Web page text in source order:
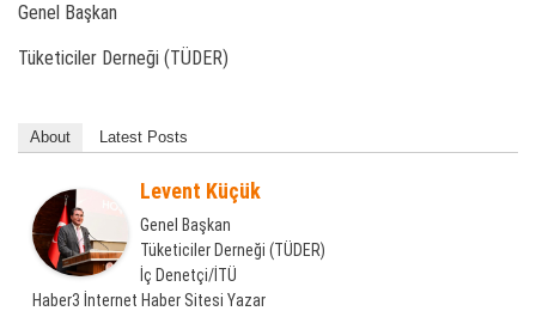
Genel Başkan
Tüketiciler Derneği (TÜDER)
About Latest Posts
Levent Küçük
Genel Başkan
Tüketiciler Derneği (TÜDER)
İç Denetçi/İTÜ
Haber3 İnternet Haber Sitesi Yazar